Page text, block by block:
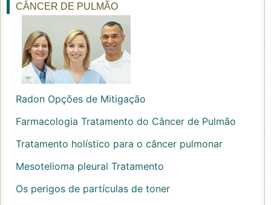
CÂNCER DE PULMÃO
Radon Opções de Mitigação
Farmacologia Tratamento do Câncer de Pulmão
Tratamento holístico para o câncer pulmonar
Mesotelioma pleural Tratamento
Os perigos de partículas de toner